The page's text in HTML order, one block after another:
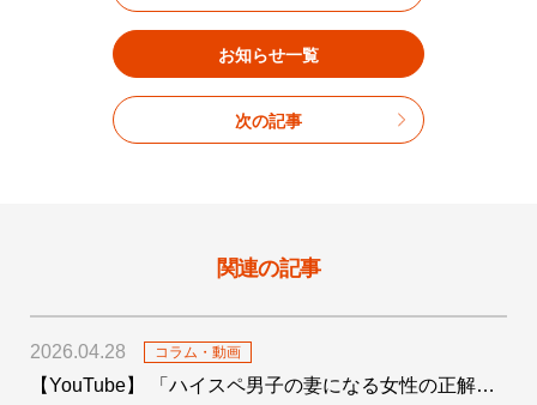
お知らせ一覧
次の記事
関連の記事
2026.04.28 コラム・動画
【YouTube】 「ハイスペ男子の妻になる女性の正解がわかりました！」を公開しました